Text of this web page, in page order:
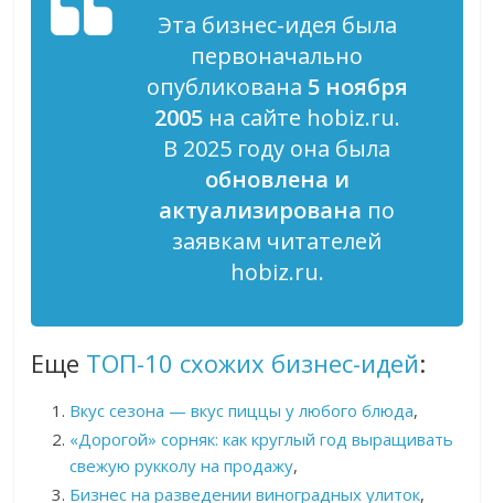
Эта бизнес-идея была
первоначально
опубликована 5 ноября
2005на сайте hobiz.ru.
В 2025 году она была
обновлена и
актуализирована по
заявкам читателей
hobiz.ru.
Еще ТОП-10 схожих бизнес-идей:
Вкус сезона — вкус пиццы у любого блюда,
«Дорогой» сорняк: как круглый год выращивать
свежую рукколу на продажу,
Бизнес на разведении виноградных улиток,